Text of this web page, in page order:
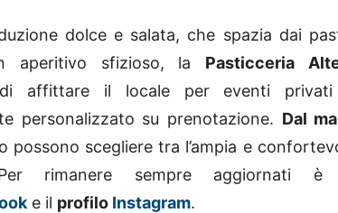
dolce e salata, che spazia dai
aperitivo sfizioso, la Pasticceria
di affittare il locale per eventi
personalizzato su prenotazione. Dal
possono scegliere tra l’ampia e
Per rimanere sempre aggiornati
e il profilo Instagram.